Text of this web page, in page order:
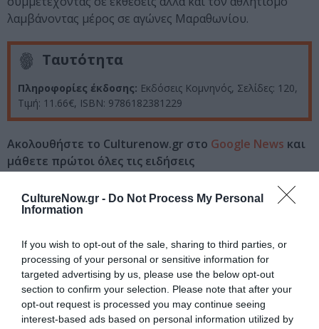
CultureNow.gr - Do Not Process My Personal
Information
If you wish to opt-out of the sale, sharing to third parties, or
processing of your personal or sensitive information for
targeted advertising by us, please use the below opt-out
section to confirm your selection. Please note that after your
opt-out request is processed you may continue seeing
interest-based ads based on personal information utilized by
λαμβάνοντας μέρος σε αγώνες Μαραθωνίου.
Ταυτότητα
Πληροφορίες έκδοσης: Εκδόσεις Κομνηνός, Σελίδες: 120,
Τιμή: 11.66€, ISBN: 9786182381229
Ακολουθήστε το Culturenow.gr στο Google News και
μάθετε πρώτοι όλες τις ειδήσεις
Δείτε όλα τατελευταία νέαγια την Τέχνη και τον
Πολιτισμό στοCulturenow.gr
Νέοι Διαγωνισμοί❯
Tags
ΕΛΛΗΝΕΣ ΣΥΓΓΡΑΦΕΙΣ ΠΟΙΗΣΗ